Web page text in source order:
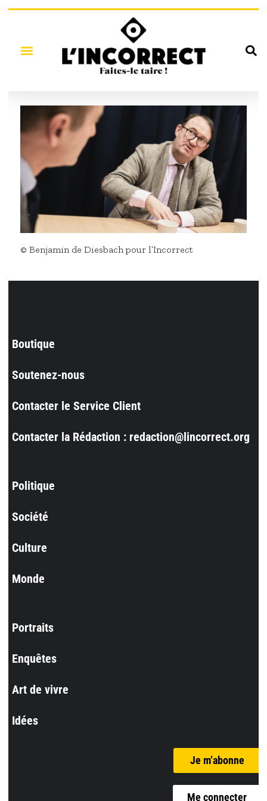
© Benjamin de Diesbach pour l’Incorrect
Boutique
Soutenez-nous
Contacter le Service Client
Contacter la Rédaction : redaction@lincorrect.org
Politique
Société
Culture
Monde
Portraits
Enquêtes
Art de vivre
Idées
Je m’abonne
Me connecter